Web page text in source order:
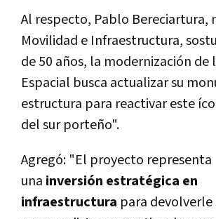
Al respecto, Pablo Bereciartura,
Movilidad e Infraestructura,
de 50 años, la modernización de
Espacial busca actualizar su
estructura para reactivar este
del sur porteño".
Agregó: "El proyecto representa
una inversión estratégica en
infraestructura para